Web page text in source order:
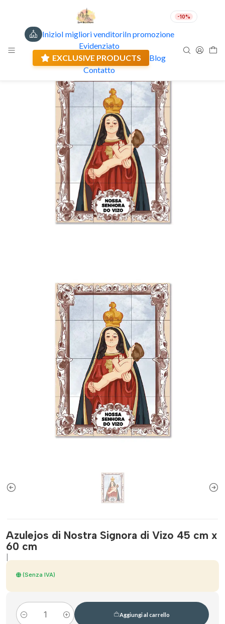
-10%
InizioI migliori venditoriIn promozione
Evidenziato
EXCLUSIVE PRODUCTS
Blog
Contatto
EUR
🇵🇹 PRODOTTO IN PORTOGALLO
Azulejos di Nostra Signora di Vizo 45 cm x
60 cm
(Senza IVA)
Quantità
Aggiungi al carrello